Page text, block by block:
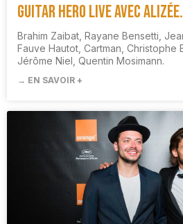
Guitar Hero Live Avec
Brahim Zaibat, Rayane Bensetti,
Fauve Hautot, Cartman, Christophe
Jérôme Niel, Quentin Mosimann.
→ EN SAVOIR +